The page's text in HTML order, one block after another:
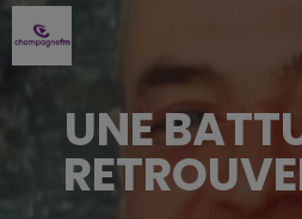
UNE